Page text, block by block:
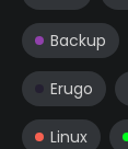
Backup
Erugo
Linux